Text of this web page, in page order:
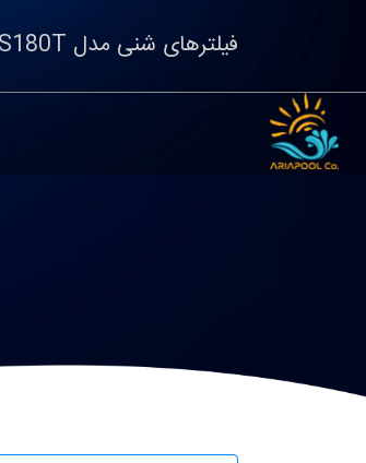
فیلترهای شنی مدل S180T